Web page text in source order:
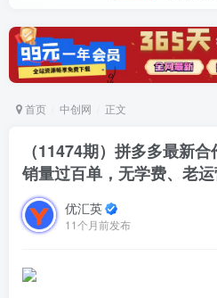
首页 中创网 正文
（11474期）拼多多最新
销量过百单，无学费、老
优汇英
11个月前发布